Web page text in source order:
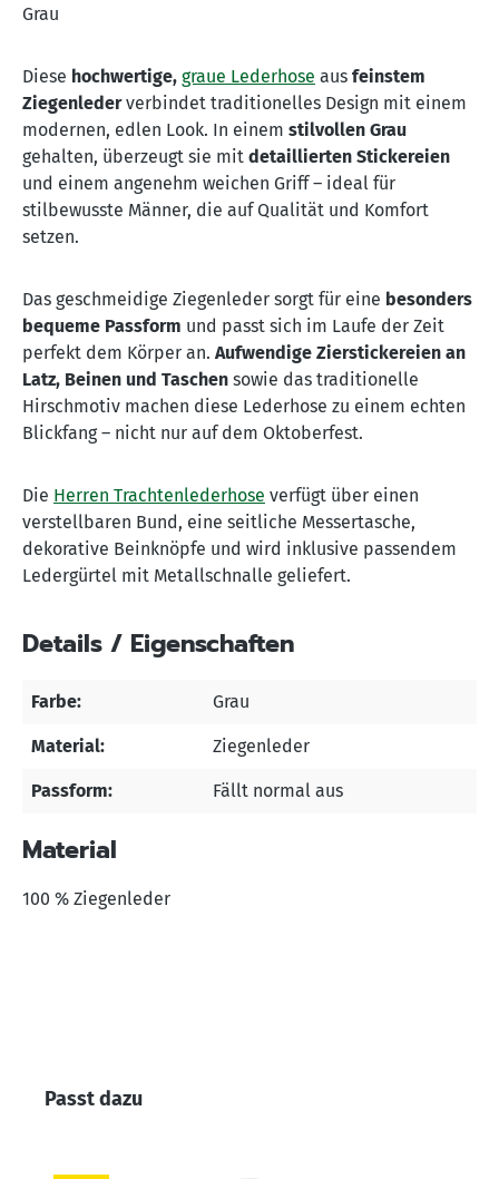
Grau
Diese hochwertige, graue Lederhose aus feinstem
Ziegenlederverbindet traditionelles Design mit einem
modernen, edlen Look. In einem stilvollen Grau
gehalten, überzeugt sie mit detaillierten Stickereien
und einem angenehm weichen Griff – ideal für
stilbewusste Männer, die auf Qualität und Komfort
setzen.
Das geschmeidige Ziegenleder sorgt für eine besonders
bequeme Passform und passt sich im Laufe der Zeit
perfekt dem Körper an. Aufwendige Zierstickereien an
Latz, Beinen und Taschen sowie das traditionelle
Hirschmotiv machen diese Lederhose zu einem echten
Blickfang – nicht nur auf dem Oktoberfest.
Die Herren Trachtenlederhose verfügt über einen
verstellbaren Bund, eine seitliche Messertasche,
dekorative Beinknöpfe und wird inklusive passendem
Ledergürtel mit Metallschnalle geliefert.
Details / Eigenschaften
Farbe: Grau
Material: Ziegenleder
Passform: Fällt normal aus
Material
100 % Ziegenleder
Produktgalerie überspringen
Passt dazu